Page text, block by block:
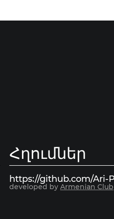
Հղումներ
https://github.com/Ari-
developed by Armenian Club